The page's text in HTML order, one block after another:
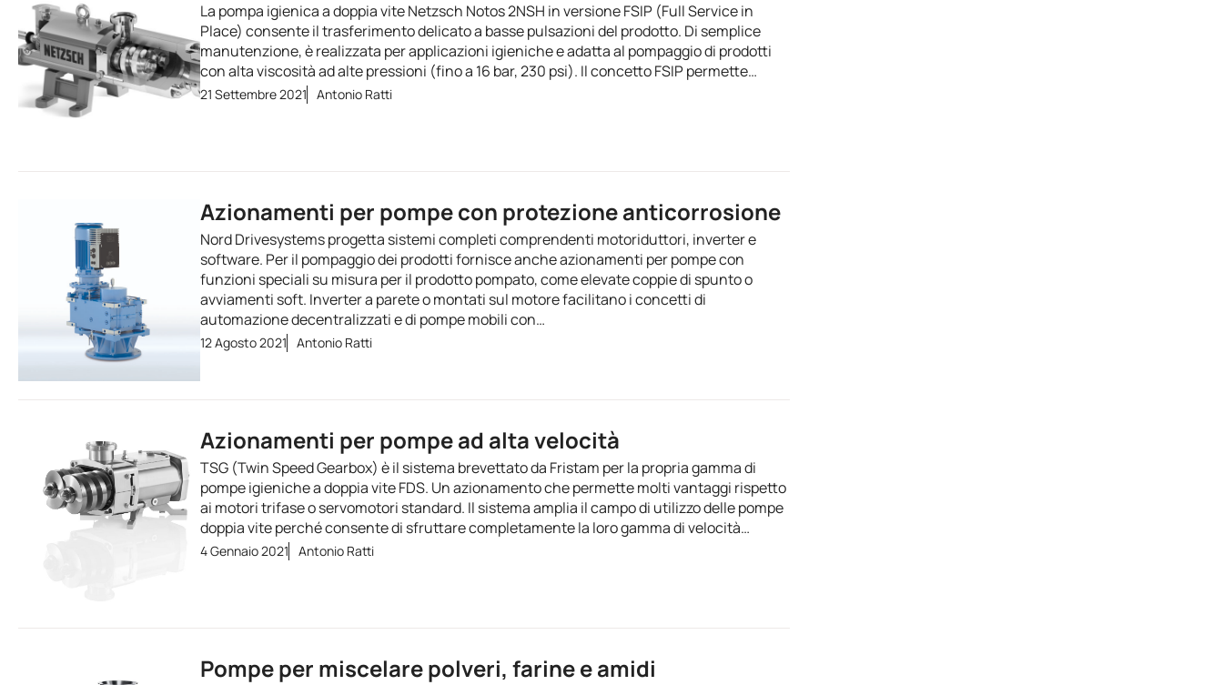
La pompa igienica a doppia vite Netzsch Notos 2NSH in versione FSIP (Full Service in
Place) consente il trasferimento delicato a basse pulsazioni del prodotto. Di semplice
manutenzione, è realizzata per applicazioni igieniche e adatta al pompaggio di prodotti
con alta viscosità ad alte pressioni (fino a 16 bar, 230 psi). Il concetto FSIP permette…
21 Settembre 2021 Antonio Ratti
Azionamenti per pompe con protezione anticorrosione
Nord Drivesystems progetta sistemi completi comprendenti motoriduttori, inverter e
software. Per il pompaggio dei prodotti fornisce anche azionamenti per pompe con
funzioni speciali su misura per il prodotto pompato, come elevate coppie di spunto o
avviamenti soft. Inverter a parete o montati sul motore facilitano i concetti di
automazione decentralizzati e di pompe mobili con…
12 Agosto 2021 Antonio Ratti
Azionamenti per pompe ad alta velocità
TSG (Twin Speed Gearbox) è il sistema brevettato da Fristam per la propria gamma di
pompe igieniche a doppia vite FDS. Un azionamento che permette molti vantaggi rispetto
ai motori trifase o servomotori standard. Il sistema amplia il campo di utilizzo delle pompe
doppia vite perché consente di sfruttare completamente la loro gamma di velocità…
4 Gennaio 2021 Antonio Ratti
Pompe per miscelare polveri, farine e amidi